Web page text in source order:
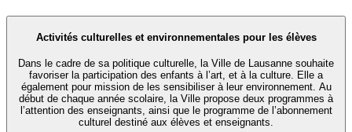
Activités culturelles et environnementales pour les élèves
Dans le cadre de sa politique culturelle, la Ville de Lausanne souhaite
favoriser la participation des enfants à l’art, et à la culture. Elle a
également pour mission de les sensibiliser à leur environnement. Au
début de chaque année scolaire, la Ville propose deux programmes à
l’attention des enseignants, ainsi que le programme de l’abonnement
culturel destiné aux élèves et enseignants.